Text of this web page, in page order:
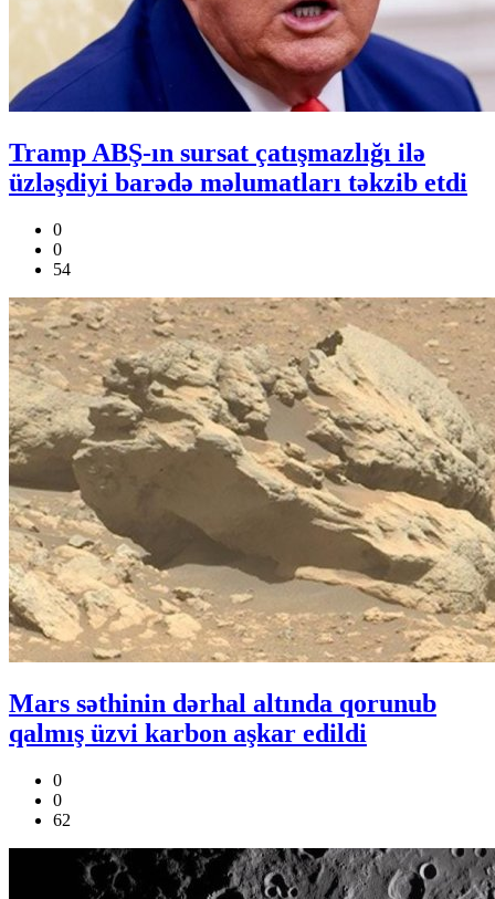
Tramp ABŞ-ın sursat çatışmazlığı ilə
üzləşdiyi barədə məlumatları təkzib etdi
0
0
54
Mars səthinin dərhal altında qorunub
qalmış üzvi karbon aşkar edildi
0
0
62